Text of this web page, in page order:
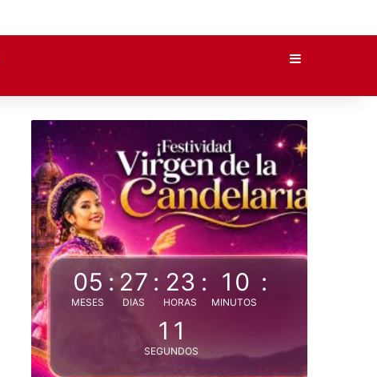
05
MESES
: 27
DIAS
: 23
HORAS
: 10
MINUTOS
:
10
SEGUNDOS